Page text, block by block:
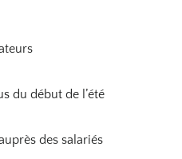
du début de l’été
des salariés